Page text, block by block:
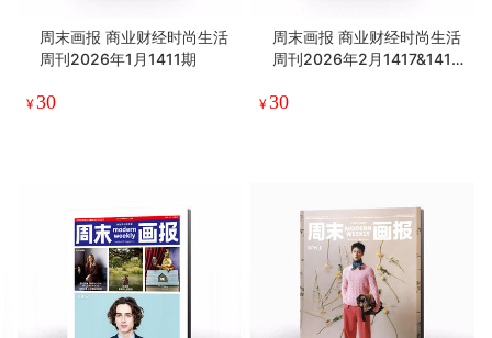
周末画报 商业财经时尚生活
周刊2026年1月1411期
¥30
周末画报 商业财经时尚生活
周刊2026年2月1417&1418
¥30